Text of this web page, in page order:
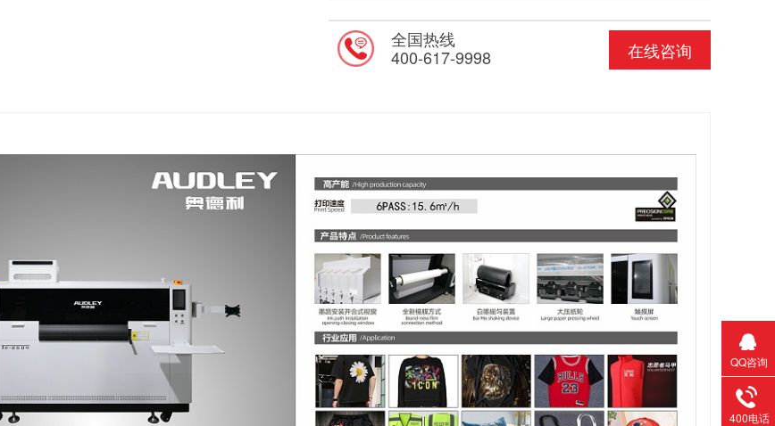
在线咨询
全国热线
400-617-9998
QQ咨询
400电话